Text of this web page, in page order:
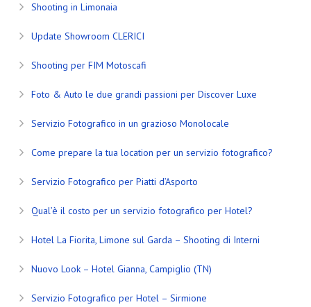
Shooting in Limonaia
Update Showroom CLERICI
Shooting per FIM Motoscafi
Foto & Auto le due grandi passioni per Discover Luxe
Servizio Fotografico in un grazioso Monolocale
Come prepare la tua location per un servizio fotografico?
Servizio Fotografico per Piatti d’Asporto
Qual’è il costo per un servizio fotografico per Hotel?
Hotel La Fiorita, Limone sul Garda – Shooting di Interni
Nuovo Look – Hotel Gianna, Campiglio (TN)
Servizio Fotografico per Hotel – Sirmione